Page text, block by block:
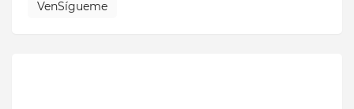
VenSígueme